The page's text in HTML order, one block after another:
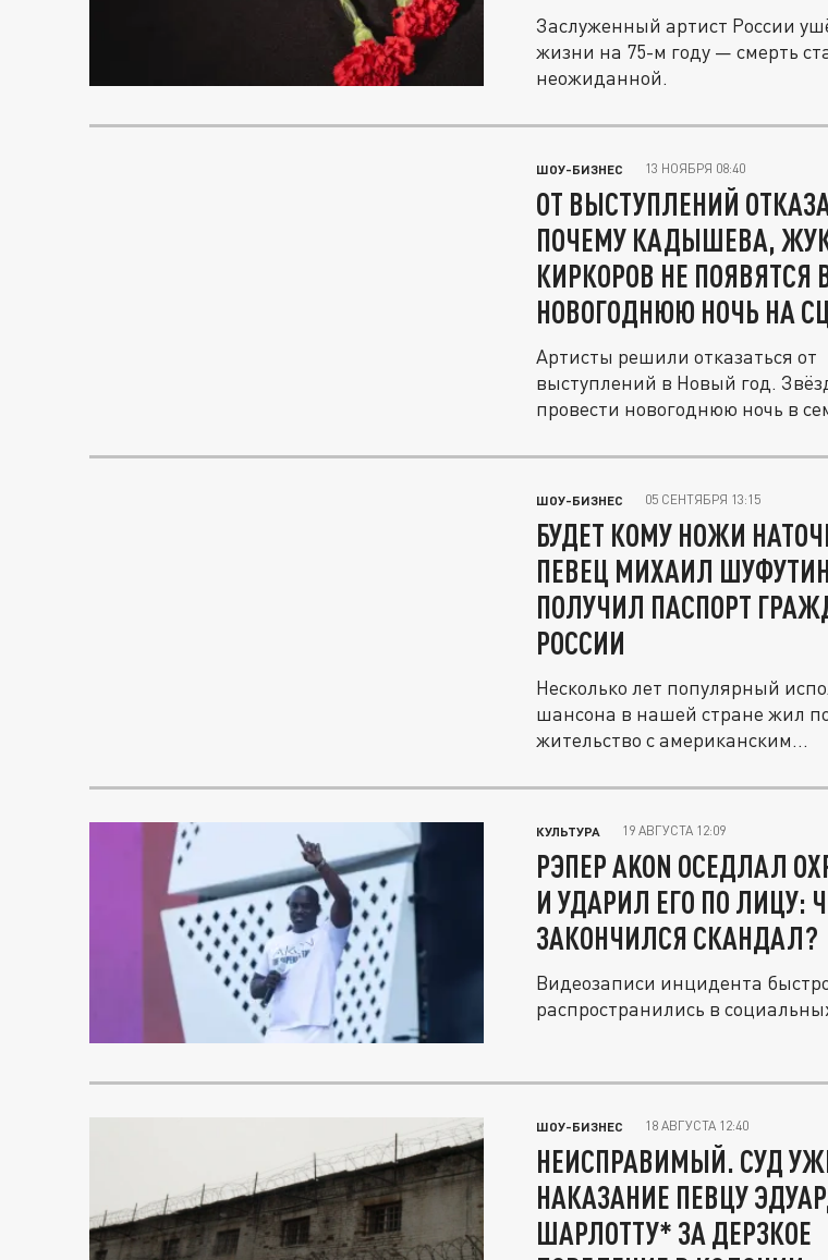
Заслуженный артист России
жизни на 75-м году — смерть
неожиданной.
ШОУ-БИЗНЕС 13 НОЯБРЯ 08:40
ОТ ВЫСТУПЛЕНИЙ
ПОЧЕМУ КАДЫШЕВА,
КИРКОРОВ НЕ ПОЯВЯТСЯ
НОВОГОДНЮЮ НОЧЬ НА
Артисты решили отказаться от
выступлений в Новый год.
провести новогоднюю ночь в
ШОУ-БИЗНЕС 05 СЕНТЯБРЯ 13:15
БУДЕТ КОМУ НОЖИ
ПЕВЕЦ МИХАИЛ
ПОЛУЧИЛ ПАСПОРТ
РОССИИ
Несколько лет популярный
шансона в нашей стране жил
жительство с американским...
КУЛЬТУРА 19 АВГУСТА 12:09
РЭПЕР AKON ОСЕДЛАЛ
И УДАРИЛ ЕГО ПО ЛИЦУ:
ЗАКОНЧИЛСЯ СКАНДАЛ?
Видеозаписи инцидента
распространились в
ШОУ-БИЗНЕС 18 АВГУСТА 12:40
НЕИСПРАВИМЫЙ. СУД
НАКАЗАНИЕ ПЕВЦУ
ШАРЛОТТУ* ЗА ДЕРЗКОЕ